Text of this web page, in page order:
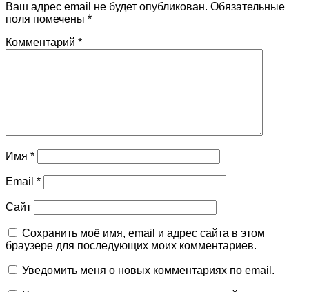
Ваш адрес email не будет опубликован. Обязательные
поля помечены *
Комментарий *
Имя *
Email *
Сайт
Сохранить моё имя, email и адрес сайта в этом
браузере для последующих моих комментариев.
Уведомить меня о новых комментариях по email.